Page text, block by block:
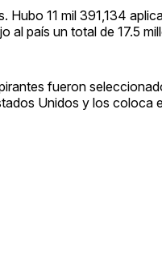
Hubo 11 mil 391,134
al país un total de 17.5
fueron
Unidos y los coloca